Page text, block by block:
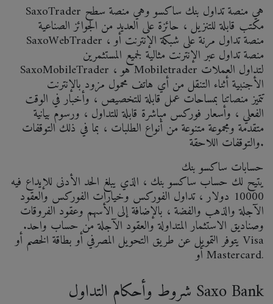
SaxoTrader هي منصة تداول بنك ساكسو وهي منصة سطح
مكتب قابلة للتنزيل ، حائزة على العديد من الجوائز الصناعية
SaxoWebTrader ، منصة تداول مرنة على شبكة الإنترنت أو
منصة تداول عبر الإنترنت مثالية لجميع المستثمرين
SaxoMobileTrader ، هو Mobiletrader لتداول العملات
الأجنبية أثناء التنقل من أي هاتف محمول مزود بالإنترنت
تتميز منصاتنا بمساحات عمل قابلة للتخصيص ، وأخبار في الوقت
الفعلي ، وأسعار فوركس مباشرة قابلة للتداول ، ورسوم بيانية
متقدمة ومجموعة متنوعة من أنواع الطلبات ، بما في ذلك التوقفات
والتوقفات اللاحقة.
حسابات ساكسو بنك
يتيح لك حساب ساكسو بنك ، الذي يبلغ الحد الأدنى للإيداع فيه
10000 دولار ، تداول الفوركس وخيارات الفوركس والعقود
الآجلة والذهب والفضة ، بالإضافة إلى الأسهم وعقود الفروقات
وصناديق الاستثمار المتداولة والعقود الآجلة من حساب واحد.
يتوفر التمويل عن طريق التحويل المصرفي أو بطاقة الخصم أو Visa
أو Mastercard.
شروط وأحكام التداول Saxo Bank